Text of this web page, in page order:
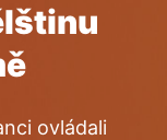
ovládali